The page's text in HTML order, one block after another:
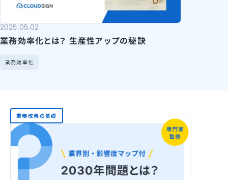
2025.05.02
業務効率化とは？ 生産性アップの秘訣
業務効率化
業務改善の基礎